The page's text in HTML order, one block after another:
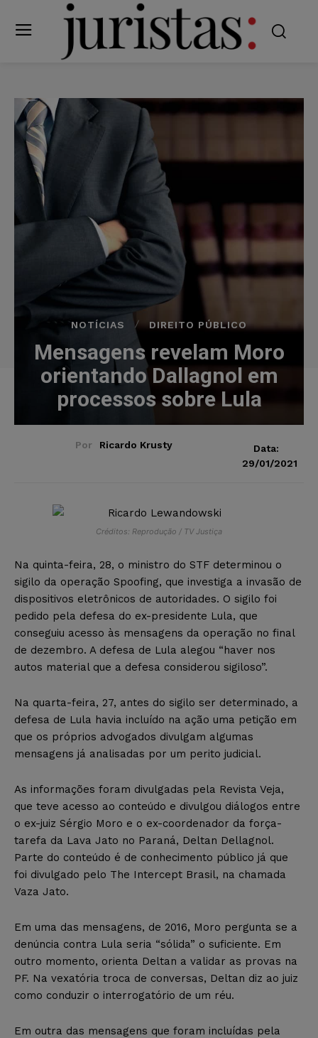
NOTÍCIAS DIREITO PÚBLICO
Mensagens revelam Moro
orientando Dallagnol em
processos sobre Lula
Por Ricardo Krusty
Data:
29/01/2021
Créditos: Reprodução / TV Justiça
Na quinta-feira, 28, o ministro do STF determinou o
sigilo da operação Spoofing, que investiga a invasão de
dispositivos eletrônicos de autoridades. O sigilo foi
pedido pela defesa do ex-presidente Lula, que
conseguiu acesso às mensagens da operação no final
de dezembro. A defesa de Lula alegou “haver nos
autos material que a defesa considerou sigiloso”.
Na quarta-feira, 27, antes do sigilo ser determinado, a
defesa de Lula havia incluído na ação uma petição em
que os próprios advogados divulgam algumas
mensagens já analisadas por um perito judicial.
As informações foram divulgadas pela Revista Veja,
que teve acesso ao conteúdo e divulgou diálogos entre
o ex-juiz Sérgio Moro e o ex-coordenador da força-
tarefa da Lava Jato no Paraná, Deltan Dellagnol.
Parte do conteúdo é de conhecimento público já que
foi divulgado pelo The Intercept Brasil, na chamada
Vaza Jato.
Em uma das mensagens, de 2016, Moro pergunta se a
denúncia contra Lula seria “sólida” o suficiente. Em
outro momento, orienta Deltan a validar as provas na
PF. Na vexatória troca de conversas, Deltan diz ao juiz
como conduzir o interrogatório de um réu.
Em outra das mensagens que foram incluídas pela